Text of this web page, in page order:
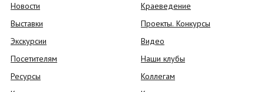
Новости
Выставки
Экскурсии
Посетителям
Ресурсы
Краеведение
Проекты. Конкурсы
Видео
Наши клубы
Коллегам